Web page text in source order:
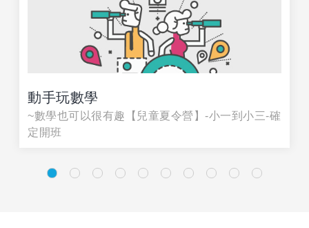
動手玩數學
~數學也可以很有趣【兒童夏令營】-小一到小三-確
定開班